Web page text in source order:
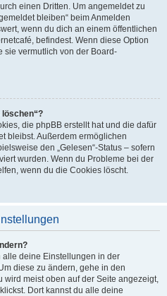
einen Dritten. Um angemeldet zu
bleiben“ beim Anmelden
wenn du dich an einem öffentlichen
befindest. Wenn diese Option
sie vermutlich von der Board-
löschen“?
die phpBB erstellt hat und die dafür
bleibst. Außerdem ermöglichen
den „Gelesen“-Status – sofern
wurden. Wenn du Probleme bei der
wenn du die Cookies löscht.
alle deine Einstellungen in der
diese zu ändern, gehe in den
wird meist oben auf der Seite angezeigt,
Dort kannst du alle deine